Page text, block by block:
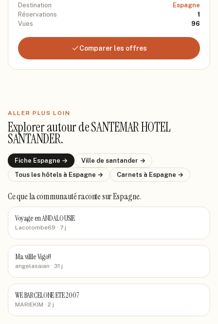
Destination
Espagne
Réservations
1
Vues
96
Comparer les offres
ALLER PLUS LOIN
Explorer autour deSANTEMAR HOTEL
SANTANDER.
Fiche Espagne → Ville de santander →
Tous les hôtels à Espagne → Carnets à Espagne →
Ce que la communauté racontesur Espagne.
Voyage en ANDALOUSIE
Lacolombe69 · 7 j
Ma villle Vigo!!
angelasaian · 31 j
WE BARCELONE ETE 2007
MARIEKIM · 2 j